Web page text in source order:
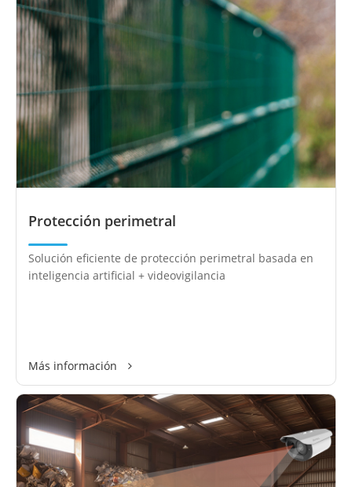
Protección perimetral
Solución eficiente de protección perimetral basada en
inteligencia artificial + videovigilancia
Más información